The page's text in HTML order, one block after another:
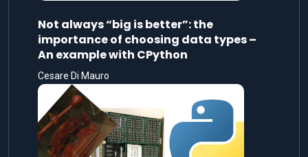
Not always “big is better”: the
importance of choosing data types –
An example with CPython
Cesare Di Mauro